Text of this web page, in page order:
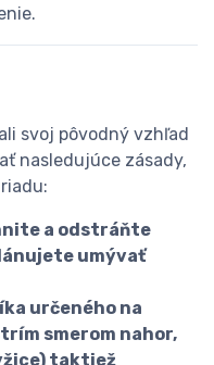
svoj pôvodný vzhľad
nasledujúce zásady,
a odstráňte
umývať
určeného na
smerom nahor,
taktiež